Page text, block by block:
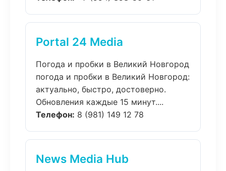
Portal 24 Media
Погода и пробки в Великий Новгород
погода и пробки в Великий Новгород:
актуально, быстро, достоверно.
Обновления каждые 15 минут....
Телефон: 8 (981) 149 12 78
News Media Hub